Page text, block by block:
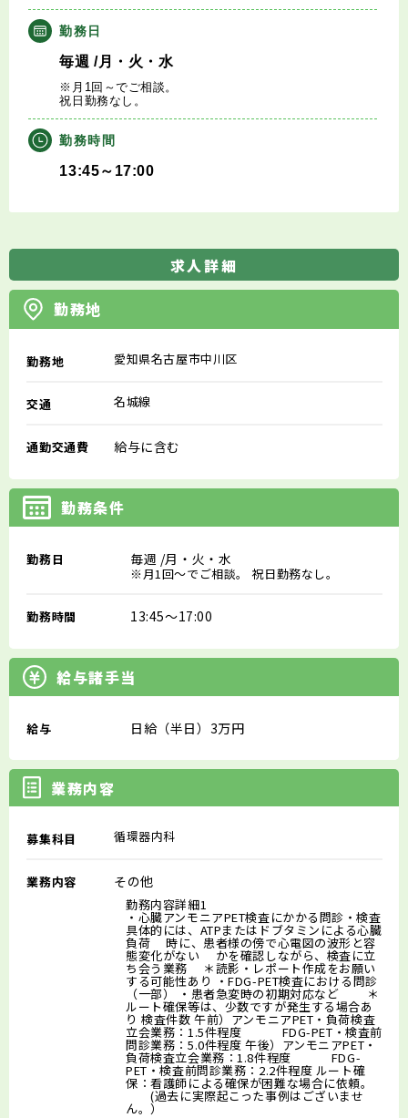
大学医局紹介
勤務日
毎週 /月・火・水
※月1回～でご相談。
祝日勤務なし。
勤務時間
13:45～17:00
求人詳細
勤務地
勤務地 愛知県名古屋市中川区
交通 名城線
通勤交通費 給与に含む
勤務条件
勤務日 毎週 /月・火・水
※月1回～でご相談。 祝日勤務なし。
勤務時間 13:45～17:00
給与諸手当
給与 日給（半日）3万円
業務内容
募集科目 循環器内科
業務内容 その他
勤務内容詳細1
・心臓アンモニアPET検査にかかる問診・検査
具体的には、ATPまたはドブタミンによる心臓
負荷 時に、患者様の傍で心電図の波形と容
態変化がない かを確認しながら、検査に立
ち会う業務 ＊読影・レポート作成をお願い
する可能性あり ・FDG-PET検査における問診
（一部） ・患者急変時の初期対応など ＊
ルート確保等は、少数ですが発生する場合あ
り 検査件数 午前）アンモニアPET・負荷検査
立会業務：1.5件程度 FDG-PET・検査前
問診業務：5.0件程度 午後）アンモニアPET・
負荷検査立会業務：1.8件程度 FDG-
PET・検査前問診業務：2.2件程度 ルート確
保：看護師による確保が困難な場合に依頼。
(過去に実際起こった事例はございませ
ん。）